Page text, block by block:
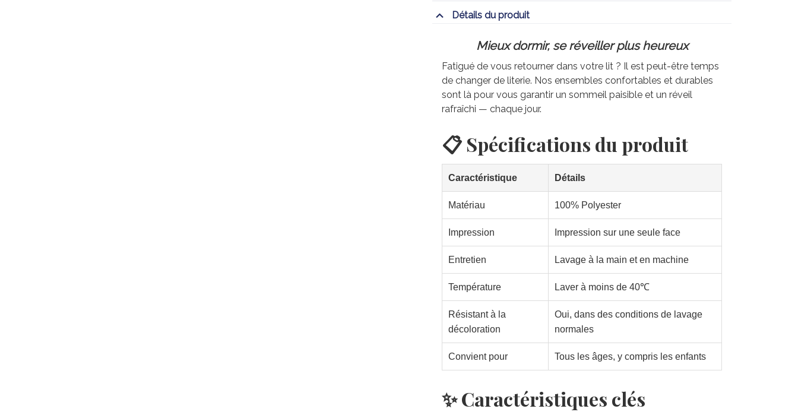
Détails du produit
Mieux dormir, se réveiller plus heureux
Fatigué de vous retourner dans votre lit ? Il est peut-être temps
de changer de literie. Nos ensembles confortables et durables
sont là pour vous garantir un sommeil paisible et un réveil
rafraîchi — chaque jour.
📋 Spécifications du produit
Caractéristique Détails
Matériau 100% Polyester
Impression Impression sur une seule face
Entretien Lavage à la main et en machine
Température Laver à moins de 40℃
Résistant à la
décoloration
Oui, dans des conditions de lavage
normales
Convient pour Tous les âges, y compris les enfants
✨ Caractéristiques clés